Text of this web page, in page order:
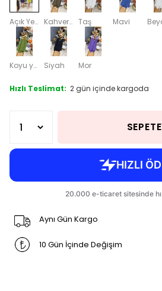
Açık Yeşil Kahverengi Taş Mavi
Koyu yeşil Siyah Mor
Hızlı Teslimat: 2 gün içinde kargoda
Aynı Gün Kargo
10 Gün İçinde Değişim